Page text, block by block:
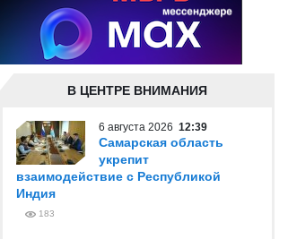
В ЦЕНТРЕ ВНИМАНИЯ
6 августа 2026 12:39
Самарская область
укрепит
взаимодействие с Республикой
Индия
183